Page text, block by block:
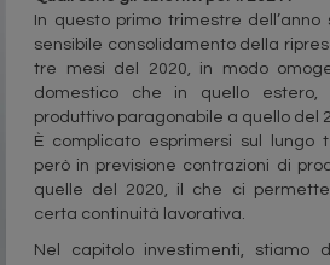
In questo primo trimestre
sensibile consolidamento della
tre mesi del 2020, in modo
domestico che in quello estero,
produttivo paragonabile a quello del
È complicato esprimersi sul lungo
però in previsione contrazioni di
quelle del 2020, il che ci
certa continuità lavorativa.
Nel capitolo investimenti, stiamo